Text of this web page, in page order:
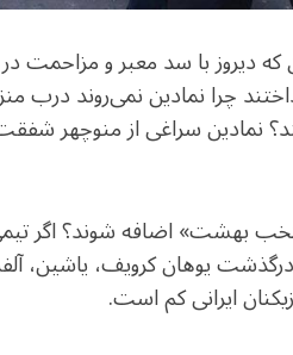
دیروز با سد معبر و مزاحمت
چرا نمادین نمی‌روند درب
نمادین سراغی از منوچهر
بهشت» اضافه شوند؟ اگر
یوهان کرویف، یاشین،
ایرانی کم است.